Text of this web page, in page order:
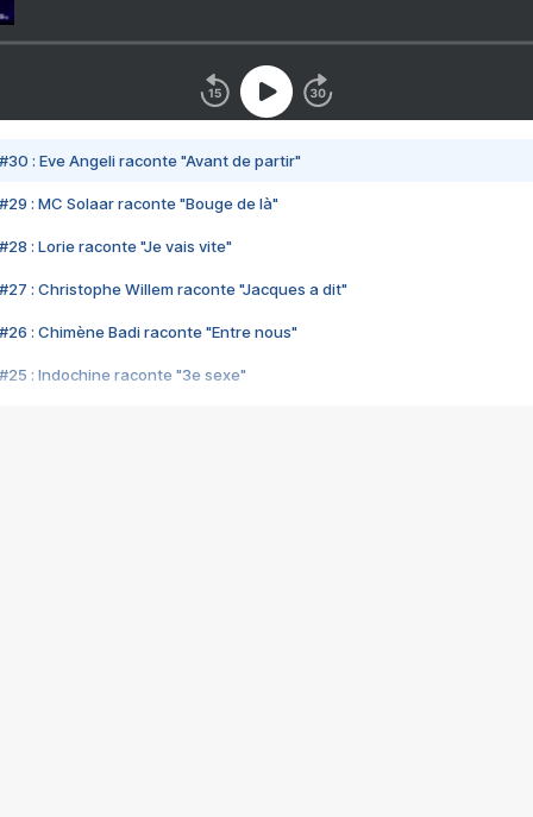
#30 : Eve Angeli raconte "Avant de partir"
#29 : MC Solaar raconte "Bouge de là"
#28 : Lorie raconte "Je vais vite"
#27 : Christophe Willem raconte "Jacques a dit"
#26 : Chimène Badi raconte "Entre nous"
#25 : Indochine raconte "3e sexe"